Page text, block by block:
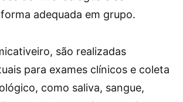
adequada em grupo.
são realizadas
para exames clínicos e coleta
como saliva, sangue,